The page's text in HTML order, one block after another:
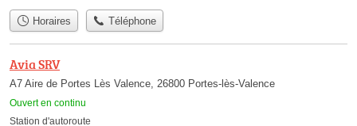
Horaires Téléphone
Avia SRV
A7 Aire de Portes Lès Valence, 26800 Portes-lès-Valence
Ouvert en continu
Station d'autoroute